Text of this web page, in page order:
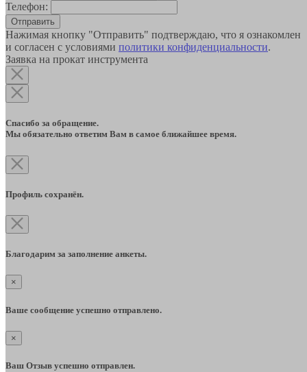
Телефон:
Отправить
Нажимая кнопку "Отправить" подтверждаю, что я ознакомлен
и согласен с условиями политики конфиденциальности.
Заявка на прокат инструмента
Спасибо за обращение.
Мы обязательно ответим Вам в самое ближайшее время.
Профиль сохранён.
Благодарим за заполнение анкеты.
×
Ваше сообщение успешно отправлено.
×
Ваш Отзыв успешно отправлен.